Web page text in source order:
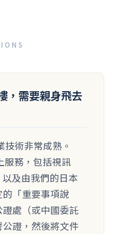
，需要親身飛去
術非常成熟。
服務，包括視訊
以及由我們的日本
「重要事項說
處（或中國委託
證，然後將文件